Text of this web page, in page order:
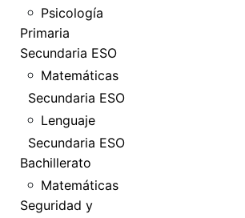
Psicología
Primaria
Secundaria ESO
Matemáticas
Secundaria ESO
Lenguaje
Secundaria ESO
Bachillerato
Matemáticas
Seguridad y